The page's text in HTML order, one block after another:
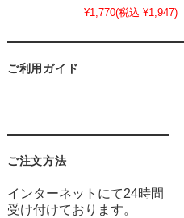
¥1,770(税込 ¥1,947)
ご利用ガイド
ご注文方法
インターネットにて24時間
受け付けております。